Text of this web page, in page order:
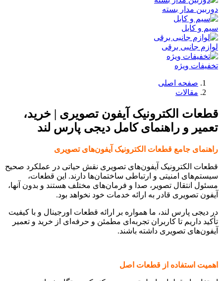
دوربین مدار بسته
سیم و کابل
لوازم جانبی برقی
تخفیفات ویژه
صفحه اصلی
مقالات
قطعات الکترونیک آیفون تصویری | خرید،
تعمیر و راهنمای کامل دیجی پارس لند
راهنمای جامع قطعات الکترونیک آیفون‌های تصویری
قطعات الکترونیک آیفون‌های تصویری نقش حیاتی در عملکرد صحیح
سیستم‌های امنیتی و ارتباطی ساختمان‌ها دارند. این قطعات،
مسئول انتقال تصویر، صدا و فرمان‌های مختلف هستند و بدون آنها،
آیفون تصویری قادر به ارائه خدمات خود نخواهد بود.
در دیجی پارس لند، ما همواره بر ارائه قطعات اورجینال و با کیفیت
تأکید داریم تا کاربران تجربه‌ای مطمئن و حرفه‌ای از خرید و تعمیر
آیفون‌های تصویری داشته باشند.
اهمیت استفاده از قطعات اصل